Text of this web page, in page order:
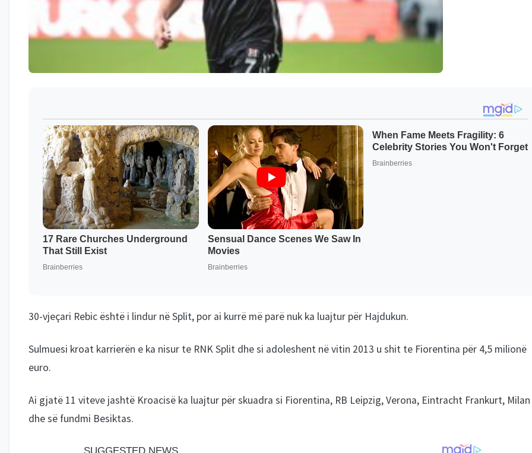
30-vjeçari Rebic është i lindur në Split, por ai kurrë më parë nuk ka luajtur për Hajdukun.
Sulmuesi kroat karrierën e ka nisur te RNK Split dhe si adoleshent në vitin 2013 u shit te Fiorentina për 4,5 milionë
euro.
Ai gjatë 11 viteve jashtë Kroacisë ka luajtur për skuadra si Fiorentina, RB Leipzig, Verona, Eintracht Frankurt, Milan
dhe së fundmi Besiktas.